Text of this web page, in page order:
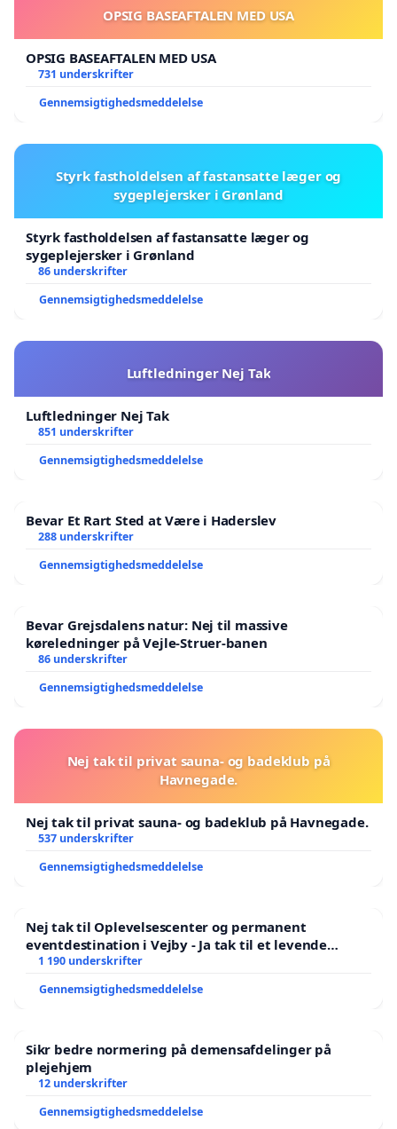
OPSIG BASEAFTALEN MED USA
OPSIG BASEAFTALEN MED USA
731 underskrifter
Gennemsigtighedsmeddelelse
Styrk fastholdelsen af fastansatte læger og
sygeplejersker i Grønland
Styrk fastholdelsen af fastansatte læger og
sygeplejersker i Grønland
86 underskrifter
Gennemsigtighedsmeddelelse
Luftledninger Nej Tak
Luftledninger Nej Tak
851 underskrifter
Gennemsigtighedsmeddelelse
Bevar Et Rart Sted at Være i Haderslev
288 underskrifter
Gennemsigtighedsmeddelelse
Bevar Grejsdalens natur: Nej til massive
køreledninger på Vejle-Struer-banen
86 underskrifter
Gennemsigtighedsmeddelelse
Nej tak til privat sauna- og badeklub på
Havnegade.
Nej tak til privat sauna- og badeklub på Havnegade.
537 underskrifter
Gennemsigtighedsmeddelelse
Nej tak til Oplevelsescenter og permanent
eventdestination i Vejby - Ja tak til et levende
lokalområde i balance
1 190 underskrifter
Gennemsigtighedsmeddelelse
Sikr bedre normering på demensafdelinger på
plejehjem
12 underskrifter
Gennemsigtighedsmeddelelse